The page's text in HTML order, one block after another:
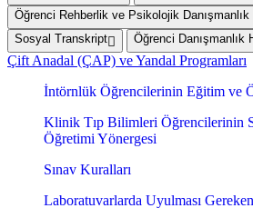
Öğrenci Rehberlik ve Psikolojik Danışmanlık
Sosyal Transkript
Öğrenci Danışmanlık
Çift Anadal (ÇAP) ve Yandal Programları
İntörnlük Öğrencilerinin Eğitim ve
Klinik Tıp Bilimleri Öğrencilerinin
Öğretimi Yönergesi
Sınav Kuralları
Laboratuvarlarda Uyulması